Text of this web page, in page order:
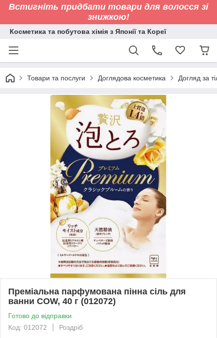
Встигніть придбати товари для волосся зі
знижкою!
Косметика та побутова хімія з Японії та Кореї
Товари та послуги Доглядова косметика Догляд за
Преміальна парфумована пінна сіль для
ванни COW, 40 г (012072)
Готово до відправки
Код: 012072
Роздріб